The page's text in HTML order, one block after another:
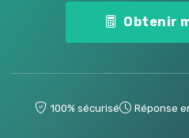
Obtenir
100% sécurisé Réponse